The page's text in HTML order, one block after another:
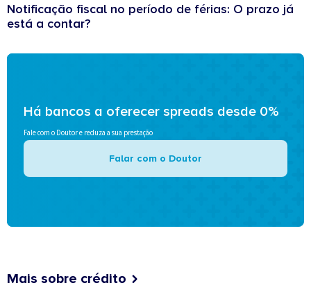
Notificação fiscal no período de férias: O prazo já
está a contar?
Há bancos a oferecer spreads desde 0%
Fale com o Doutor e reduza a sua prestação
Falar com o Doutor
Mais sobre crédito